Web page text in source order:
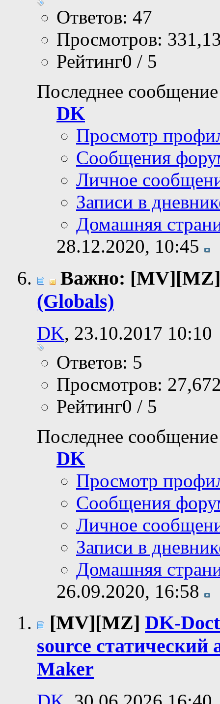
Ответов: 47
Просмотров:
Рейтинг0 / 5
Последнее
DK
Просмотр
Сообщения
Личное
Записи в
Домашняя
28.12.2020, 10:45
Важно:
(Globals)
DK, 23.10.2017 10:10
Ответов: 5
Просмотров:
Рейтинг0 / 5
Последнее
DK
Просмотр
Сообщения
Личное
Записи в
Домашняя
26.09.2020, 16:58
[MV][MZ] DK-
source статический
Maker